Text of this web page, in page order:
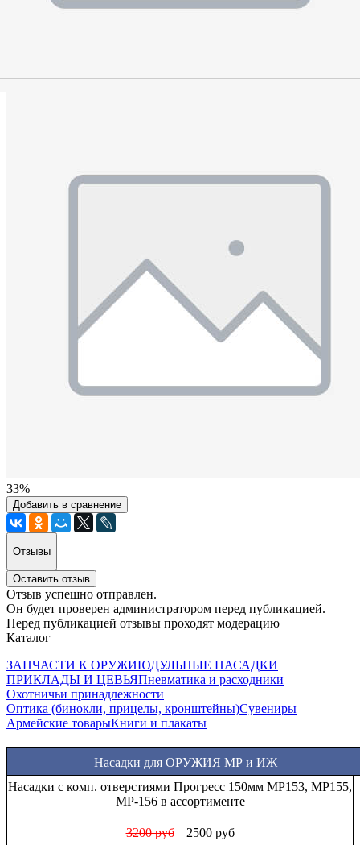
33%
Добавить в сравнение
Отзывы
Оставить отзыв
Отзыв успешно отправлен.
Он будет проверен администратором перед публикацией.
Перед публикацией отзывы проходят модерацию
Каталог
ЗАПЧАСТИ К ОРУЖИЮДУЛЬНЫЕ НАСАДКИ
ПРИКЛАДЫ И ЦЕВЬЯПневматика и расходники
Охотничьи принадлежности
Оптика (бинокли, прицелы, кронштейны)Сувениры
Армейские товарыКниги и плакаты
Насадки для ОРУЖИЯ МР и ИЖ
Насадки Прогресс стандартные МР (ИЖ) 12 калибра в
ассортименте
1000 руб 850 руб